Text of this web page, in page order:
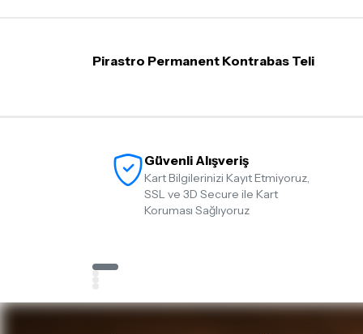
Pirastro Permanent Kontrabas Teli
Güvenli Alışveriş
Kart Bilgilerinizi Kayıt Etmiyoruz,
SSL ve 3D Secure ile Kart
Koruması Sağlıyoruz